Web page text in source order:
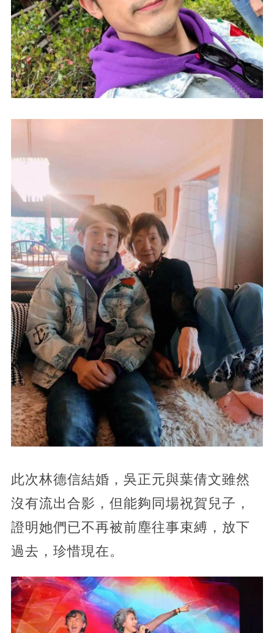
此次林德信結婚，吳正元與葉倩文雖然
沒有流出合影，但能夠同場祝賀兒子，
證明她們已不再被前塵往事束縛，放下
過去，珍惜現在。